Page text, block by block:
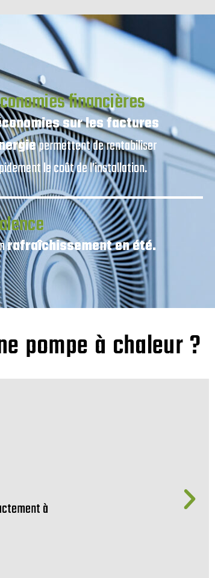
financières
sur les factures
permettent de rentabiliser
le coût de l’installation.
rafraîchissement en été.
pompe à chaleur ?
à